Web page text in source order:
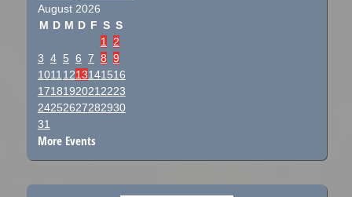
August 2026
M D M D F S S
1 2
3 4 5 6 7 8 9
10111213141516
17181920212223
24252627282930
31
More Events